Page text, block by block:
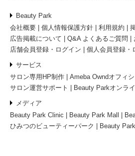
Beauty Park
会社概要
個人情報保護方針 利用規約
広告掲載について
Q&A よくあるご質問
店舗会員登録・ログイン
個人会員登録・
サービス
サロン専用HP制作
Ameba Owndオフィ
サロン運営サポート
Beauty Parkオンラ
メディア
Beauty Park Clinic
Beauty Park Mall
ひみつのビューティーパーク
Beauty